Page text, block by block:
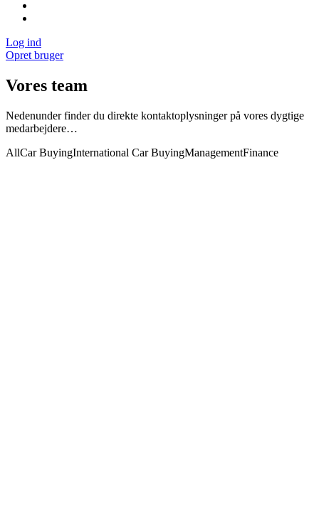
Log ind
Opret bruger
Vores team
Nedenunder finder du direkte kontaktoplysninger på vores dygtige
medarbejdere…
AllCar BuyingInternational Car BuyingManagementFinance